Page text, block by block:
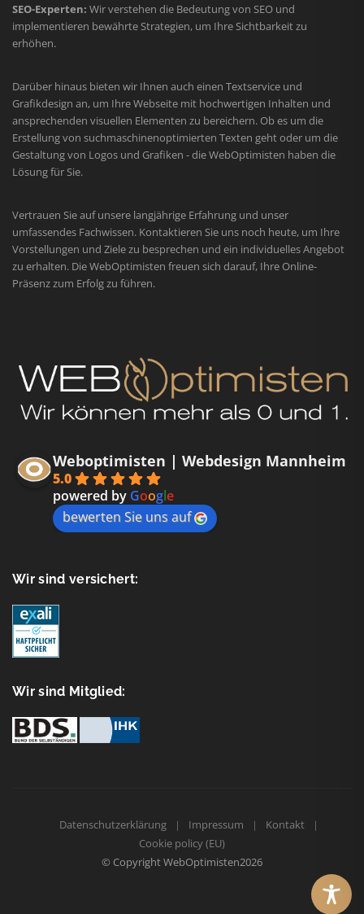
SEO-Experten: Wir verstehen die Bedeutung von SEO und
implementieren bewährte Strategien, um Ihre Sichtbarkeit zu
erhöhen.
Darüber hinaus bieten wir Ihnen auch einen Textservice und
Grafikdesign an, um Ihre Webseite mit hochwertigen Inhalten und
ansprechenden visuellen Elementen zu bereichern. Ob es um die
Erstellung von suchmaschinenoptimierten Texten geht oder um die
Gestaltung von Logos und Grafiken - die WebOptimisten haben die
Lösung für Sie.
Vertrauen Sie auf unsere langjährige Erfahrung und unser
umfassendes Fachwissen. Kontaktieren Sie uns noch heute, um Ihre
Vorstellungen und Ziele zu besprechen und ein individuelles Angebot
zu erhalten. Die WebOptimisten freuen sich darauf, Ihre Online-
Präsenz zum Erfolg zu führen.
Weboptimisten | Webdesign Mannheim
5.0
powered by Google
bewerten Sie uns auf
Wir sind versichert:
Wir sind Mitglied:
Datenschutzerklärung Impressum
Kontakt
Cookie policy (EU)
© CopyrightWebOptimisten2026